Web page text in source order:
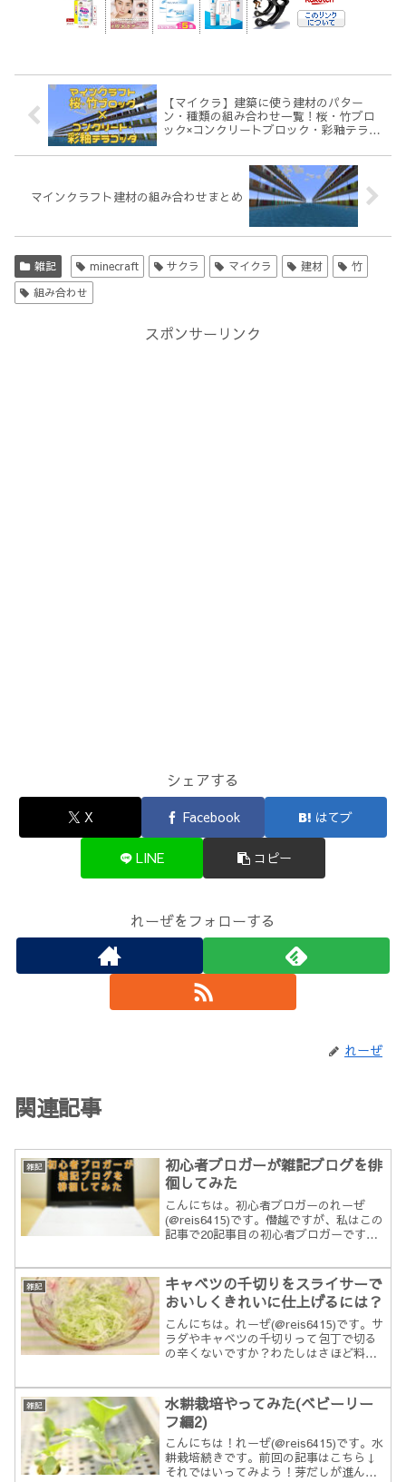
【マイクラ】建築に使う建材のパター
ン・種類の組み合わせ一覧！桜・竹ブロ
ック×コンクリートブロック・彩釉テラコ
マインクラフト建材の組み合わせまとめ
雑記 minecraft サクラ マイクラ 建材
竹
組み合わせ
スポンサーリンク
シェアする
X Facebook はてブ
LINE コピー
れーぜをフォローする
れーぜ
関連記事
雑記
初心者ブロガーが雑記ブログを徘
徊してみた
こんにちは。初心者ブロガーのれーぜ
(@reis6415)です。僭越ですが、私はこの
記事で20記事目の初心者ブロガーです。
微妙なところに来てしまいました。ブロ
グを続けた...
雑記
キャベツの千切りをスライサーで
おいしくきれいに仕上げるには？
こんにちは。れーぜ(@reis6415)です。サ
ラダやキャベツの千切りって包丁で切る
の辛くないですか？わたしはさほど料理
にも言いづらい今日この頃。そんな中、
食べたいなら...
雑記
水耕栽培やってみた(ベビーリー
フ編2)
こんにちは！れーぜ(@reis6415)です。水
耕栽培続きです。前回の記事はこちら↓
それではいってみよう！芽だしが進んで